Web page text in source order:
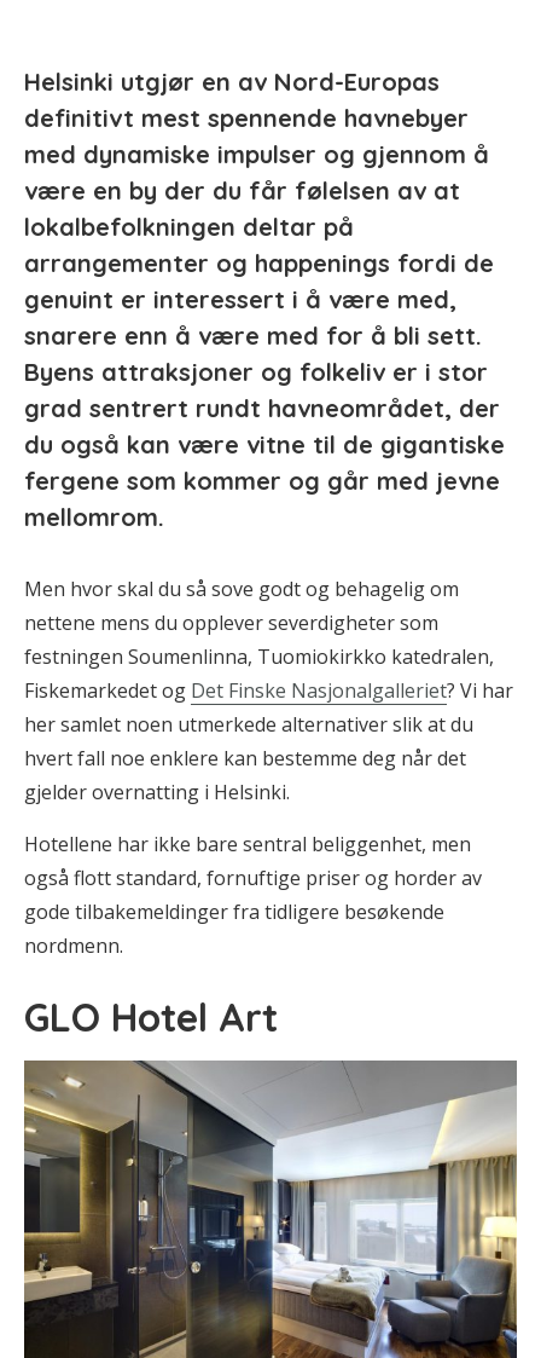
Helsinki utgjør en av Nord-Europas
definitivt mest spennende havnebyer
med dynamiske impulser og gjennom å
være en by der du får følelsen av at
lokalbefolkningen deltar på
arrangementer og happenings fordi de
genuint er interessert i å være med,
snarere enn å være med for å bli sett.
Byens attraksjoner og folkeliv er i stor
grad sentrert rundt havneområdet, der
du også kan være vitne til de gigantiske
fergene som kommer og går med jevne
mellomrom.
Men hvor skal du så sove godt og behagelig om
nettene mens du opplever severdigheter som
festningen Soumenlinna, Tuomiokirkko katedralen,
Fiskemarkedet og Det Finske Nasjonalgalleriet? Vi har
her samlet noen utmerkede alternativer slik at du
hvert fall noe enklere kan bestemme deg når det
gjelder overnatting i Helsinki.
Hotellene har ikke bare sentral beliggenhet, men
også flott standard, fornuftige priser og horder av
gode tilbakemeldinger fra tidligere besøkende
nordmenn.
GLO Hotel Art